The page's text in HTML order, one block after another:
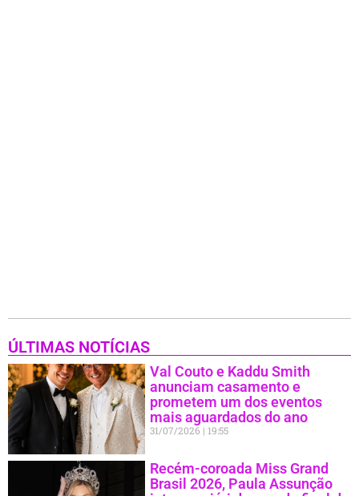
ÚLTIMAS NOTÍCIAS
Val Couto e Kaddu Smith
anunciam casamento e
prometem um dos eventos
mais aguardados do ano
31/07/2026 19:55
Recém-coroada Miss Grand
Brasil 2026, Paula Assunção